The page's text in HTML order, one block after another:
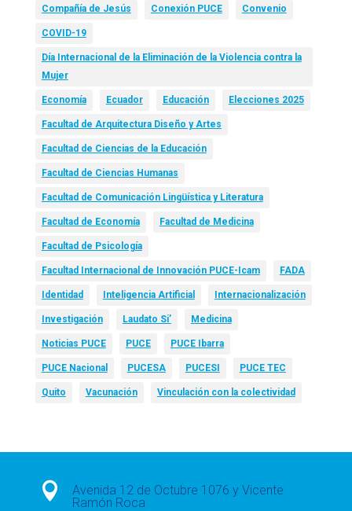
Compañía de Jesús Conexión PUCE Convenio
COVID-19
Día Internacional de la Eliminación de la Violencia contra la
Mujer
Economía Ecuador Educación Elecciones 2025
Facultad de Arquitectura Diseño y Artes
Facultad de Ciencias de la Educación
Facultad de Ciencias Humanas
Facultad de Comunicación Lingüística y Literatura
Facultad de Economía Facultad de Medicina
Facultad de Psicología
Facultad Internacional de Innovación PUCE-Icam FADA
Identidad Inteligencia Artificial Internacionalización
Investigación Laudato Si’ Medicina
Noticias PUCE PUCE PUCE Ibarra
PUCE Nacional PUCESA PUCESI PUCE TEC
Quito Vacunación Vinculación con la colectividad

Avenida 12 de Octubre 1076 y Vicente
Ramón Roca